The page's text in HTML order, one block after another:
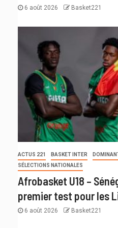
6 août 2026 Basket221
ACTUS 221 BASKET INTER
SÉLECTIONS NATIONALES
Afrobasket U18 –
premier test pour les
6 août 2026 Basket221